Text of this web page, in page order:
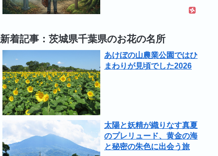
新着記事：茨城県千葉県のお花の名所
あけぼの山農業公園ではひ
まわりが見頃でした2026
太陽と妖精が織りなす真夏
のプレリュード、黄金の海
と秘密の朱色に出会う旅